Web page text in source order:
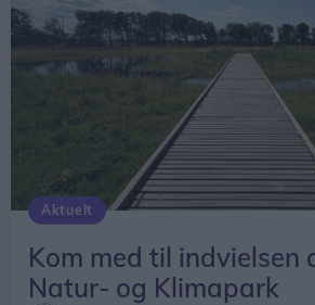
Aktuelt
Kom med til indvielsen
Natur- og Klimapark